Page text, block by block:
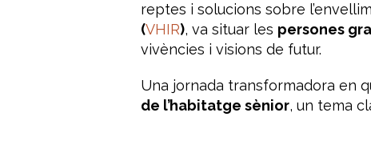
reptes i solucions sobre
(VHIR), va situar les persones
vivències i visions de futur.
Una jornada transformadora en
de l’habitatge sènior, un tema